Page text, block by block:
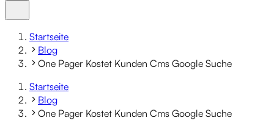
Startseite
Blog
One Pager Kostet Kunden Cms Google Suche
Startseite
Blog
One Pager Kostet Kunden Cms Google Suche